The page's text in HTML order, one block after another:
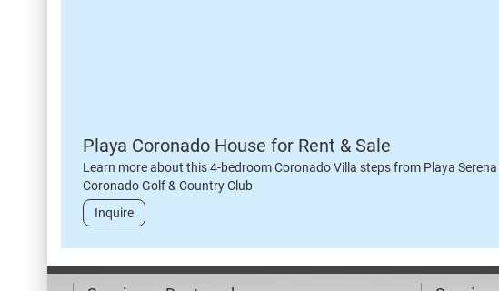
Playa Coronado House for Rent & Sale
Learn more about this 4-bedroom Coronado Villa steps from Playa
Coronado Golf & Country Club
Inquire